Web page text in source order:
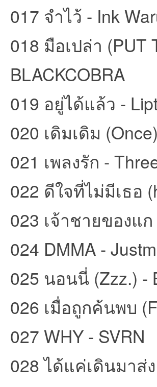
017 จำไว้ - Ink
018 มือเปล่า (PUT
BLACKCOBRA
019 อยู่ได้แล้ว -
020 เดิมเดิม
021 เพลงรัก -
022 ดีใจที่ไม่มีเธอ
023 เจ้าชายของแ
024 DMMA -
025 นอนนี่ (Zzz.) -
026 เมื่อถูกค้นพบ
027 WHY - SVRN
028 ได้แค่เดินมาส่